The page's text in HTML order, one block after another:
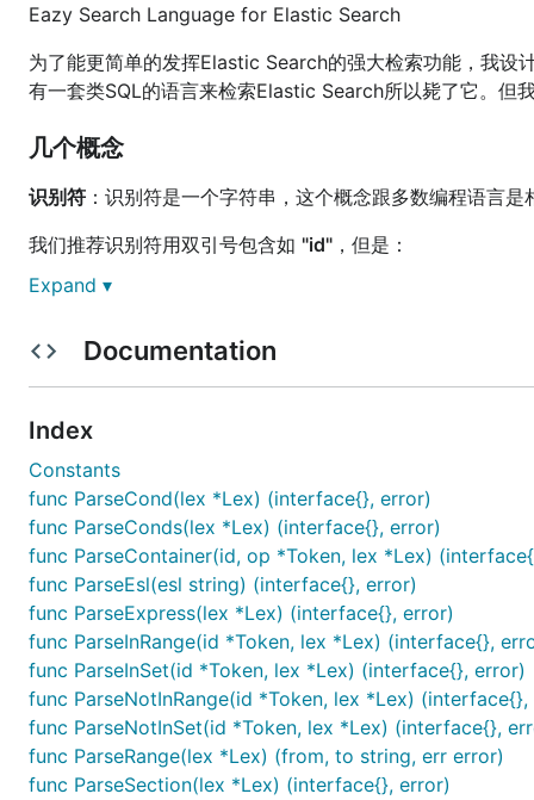
Eazy Search Language for Elastic Search
为了能更简单的发挥Elastic Search的强大检索功能，我设
有一套类SQL的语言来检索Elastic Search所以毙了它。但
几个概念
识别符 ：识别符是一个字符串，这个概念跟多数编程语言
我们推荐识别符用双引号包含如 "id" ，但是：
当识别符本身就包含双引号时，可以用单引号如
当识别符同时包含双引号和单引号时，可以用+号将
集合(SET): SET是由两个圆括号包含一个或以上的使用逗
SET不能为空,否则将引起编译错误。
当SET里只有一个识别符时，实际上执行相等逻辑。
SET支持in和not in逻辑运算。如针对WP用户使用
概率上升。
区间(RANGE)： RANGE是由两个方括号包含一个或两个使
["18.5":"23.99"]表示体重指数区间，作者体重超过这个区
可以省略其中之一，如你的理想体重指数是不设下限的
同时省略开始和结束识别符会引发编译错误。
RANGE也支持in和not in 逻辑运算，与SET类似。
关系 ： ESL只有三个关键字 or，not，in。
Expand ▾
Documentation
Index
Constants
func ParseCond(lex *Lex) (interface{}, error)
func ParseConds(lex *Lex) (interface{}, error)
func ParseContainer(id, op *Token, lex *Lex)
func ParseEsl(esl string) (interface{}, error)
func ParseExpress(lex *Lex) (interface{}, error)
func ParseInRange(id *Token, lex *Lex) (interface{},
func ParseInSet(id *Token, lex *Lex) (interface{}, error)
func ParseNotInRange(id *Token, lex *Lex) (interface{},
func ParseNotInSet(id *Token, lex *Lex) (interface{},
func ParseRange(lex *Lex) (from, to string, err error)
func ParseSection(lex *Lex) (interface{}, error)